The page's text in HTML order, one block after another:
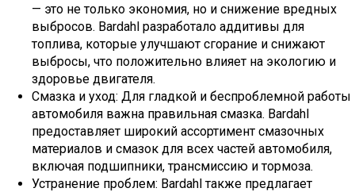
— это не только экономия, но и снижение вредных
выбросов. Bardahl разработало аддитивы для
топлива, которые улучшают сгорание и снижают
выбросы, что положительно влияет на экологию и
здоровье двигателя.
Смазка и уход: Для гладкой и беспроблемной работы
автомобиля важна правильная смазка. Bardahl
предоставляет широкий ассортимент смазочных
материалов и смазок для всех частей автомобиля,
включая подшипники, трансмиссию и тормоза.
Устранение проблем: Bardahl также предлагает